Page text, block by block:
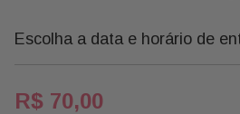
01 Embalagem de Frios G02
Escolha a data e horário de
R$ 70,00